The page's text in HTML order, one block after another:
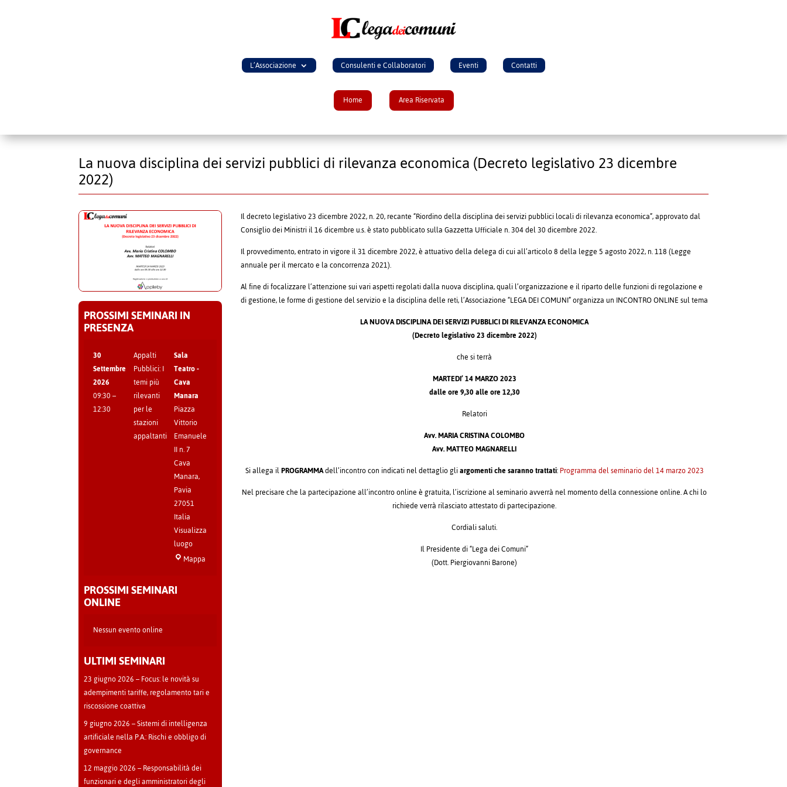
L’Associazione Consulenti e Collaboratori Eventi Contatti
Home Area Riservata
La nuova disciplina dei servizi pubblici di rilevanza economica (Decreto legislativo 23 dicembre
2022)
PROSSIMI SEMINARI IN
PRESENZA
30
Settembre
2026
09:30–
12:30
Appalti
Pubblici: I
temi più
rilevanti
per le
stazioni
appaltanti
Sala
Teatro -
Cava
Manara
Piazza
Vittorio
Emanuele
II n. 7
Cava
Manara,
Pavia
27051
Italia
Visualizza
luogo
MappaSala
PROSSIMI SEMINARI
ONLINE
Nessun evento online
ULTIMI SEMINARI
23 giugno 2026 – Focus: le novità su
adempimenti tariffe, regolamento tari e
riscossione coattiva
9 giugno 2026 – Sistemi di intelligenza
artificiale nella P.A.: Rischi e obbligo di
governance
12 maggio 2026 – Responsabilità dei
funzionari e degli amministratori degli
Il decreto legislativo 23 dicembre 2022, n. 20, recante “Riordino della disciplina dei servizi pubblici locali di rilevanza economica”, approvato dal
Consiglio dei Ministri il 16 dicembre u.s. è stato pubblicato sulla Gazzetta Ufficiale n. 304 del 30 dicembre 2022.
Il provvedimento, entrato in vigore il 31 dicembre 2022, è attuativo della delega di cui all’articolo 8 della legge 5 agosto 2022, n. 118 (Legge
annuale per il mercato e la concorrenza 2021).
Al fine di focalizzare l’attenzione sui vari aspetti regolati dalla nuova disciplina, quali l’organizzazione e il riparto delle funzioni di regolazione e
di gestione, le forme di gestione del servizio e la disciplina delle reti, l’Associazione “LEGA DEI COMUNI” organizza un INCONTRO ONLINE sul tema
LA NUOVA DISCIPLINA DEI SERVIZI PUBBLICI DI RILEVANZA ECONOMICA
(Decreto legislativo 23 dicembre 2022)
che si terrà
MARTEDI’ 14 MARZO 2023
dalle ore 9,30 alle ore 12,30
Relatori
Avv. MARIA CRISTINA COLOMBO
Avv. MATTEO MAGNARELLI
Si allega ilPROGRAMMAdell’incontro con indicati nel dettaglio gliargomenti che saranno trattati:Programma del seminario del 14 marzo 2023
Nel precisare che la partecipazione all’incontro online è gratuita, l’iscrizione al seminario avverrà nel momento della connessione online. A chi lo
richiede verrà rilasciato attestato di partecipazione.
Cordiali saluti.
Il Presidente di “Lega dei Comuni”
(Dott. Piergiovanni Barone)